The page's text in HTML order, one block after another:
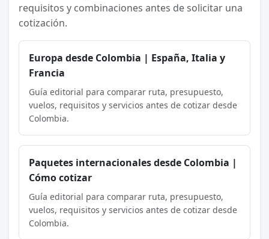
requisitos y combinaciones antes de solicitar una
cotización.
Europa desde Colombia | España, Italia y
Francia
Guía editorial para comparar ruta, presupuesto,
vuelos, requisitos y servicios antes de cotizar desde
Colombia.
Paquetes internacionales desde Colombia |
Cómo cotizar
Guía editorial para comparar ruta, presupuesto,
vuelos, requisitos y servicios antes de cotizar desde
Colombia.